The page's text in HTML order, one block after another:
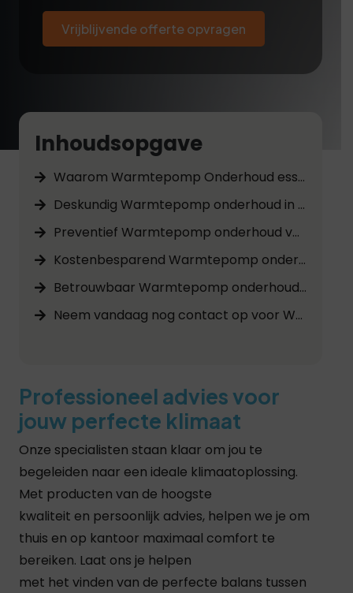
Vrijblijvende offerte opvragen
Inhoudsopgave
Waarom Warmtepomp Onderhoud essentieel is in Assen
Deskundig Warmtepomp onderhoud in Assen
Preventief Warmtepomp onderhoud voor langdurige prestaties
Kostenbesparend Warmtepomp onderhoud in Assen
Betrouwbaar Warmtepomp onderhoud door gecertificeerde technici
Neem vandaag nog contact op voor Warmtepomp Onderhoud in Assen
Professioneel advies voor
jouw perfecte klimaat
Onze specialisten staan klaar om jou te
begeleiden naar een ideale klimaatoplossing.
Met producten van de hoogste
kwaliteit en persoonlijk advies, helpen we je om
thuis en op kantoor maximaal comfort te
bereiken. Laat ons je helpen
met het vinden van de perfecte balans tussen